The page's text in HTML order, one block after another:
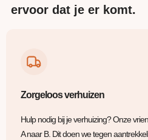
ervoor dat je er komt.
Zorgeloos verhuizen
Hulp nodig bij je verhuizing? Onze
A naar B. Dit doen we tegen